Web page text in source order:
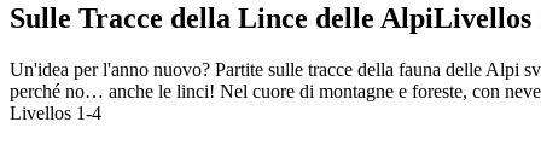
Sulle Tracce della Lince delle AlpiLivellos
Un'idea per l'anno nuovo? Partite sulle tracce della fauna delle Alpi
perché no… anche le linci! Nel cuore di montagne e foreste, con
Livellos 1-4